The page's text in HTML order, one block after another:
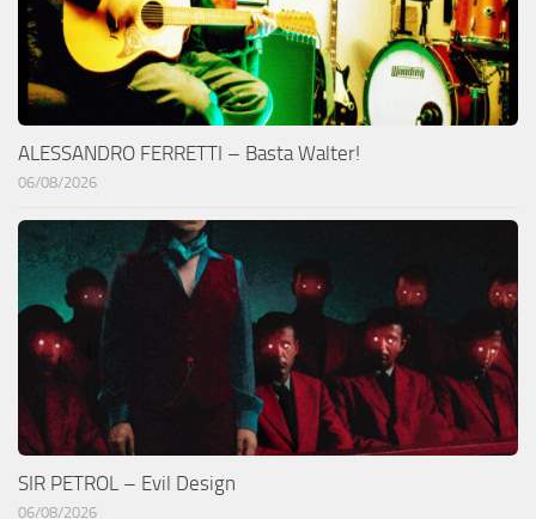
ALESSANDRO FERRETTI – Basta Walter!
06/08/2026
SIR PETROL – Evil Design
06/08/2026